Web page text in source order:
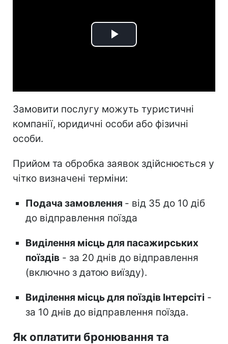
Play
Замовити послугу можуть туристичні
компанії, юридичні особи або фізичні
особи.
Прийом та обробка заявок здійснюється у
чітко визначені терміни:
Подача замовлення - від 35 до 10 діб
до відправлення поїзда
Виділення місць для пасажирських
поїздів - за 20 днів до відправлення
(включно з датою виїзду).
Виділення місць для поїздів Інтерсіті -
за 10 днів до відправлення поїзда.
Як оплатити бронювання та